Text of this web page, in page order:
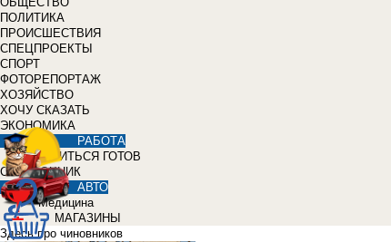
ПОЛИТИКА
ПРОИСШЕСТВИЯ
СПЕЦПРОЕКТЫ
СПОРТ
ФОТОРЕПОРТАЖ
ХОЗЯЙСТВО
ХОЧУ СКАЗАТЬ
ЭКОНОМИКА
РАБОТА
УЧИТЬСЯ ГОТОВ
СПРАВОЧНИК
АВТО
Медицина
МАГАЗИНЫ
Здесь про чиновников